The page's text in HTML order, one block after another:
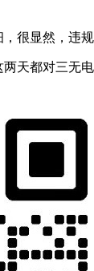
很显然，违
天都对三无